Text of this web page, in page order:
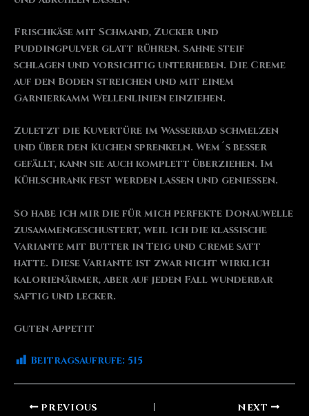
Frischkäse mit Schmand, Zucker und
Puddingpulver glatt rühren. Sahne steif
schlagen und vorsichtig unterheben. Die Creme
auf den Boden streichen und mit einem
Garnierkamm Wellenlinien einziehen.
Zuletzt die Kuvertüre im Wasserbad schmelzen
und über den Kuchen sprenkeln. Wem´s besser
gefällt, kann sie auch komplett überziehen. Im
Kühlschrank fest werden lassen und genießen.
So habe ich mir die für mich perfekte Donauwelle
zusammengeschustert, weil ich die klassische
Variante mit Butter in Teig und Creme satt
hatte. Diese Variante ist zwar nicht wirklich
kalorienärmer, aber auf jeden Fall wunderbar
saftig und lecker.
Guten Appetit
Beitragsaufrufe: 515
PREVIOUS NEXT